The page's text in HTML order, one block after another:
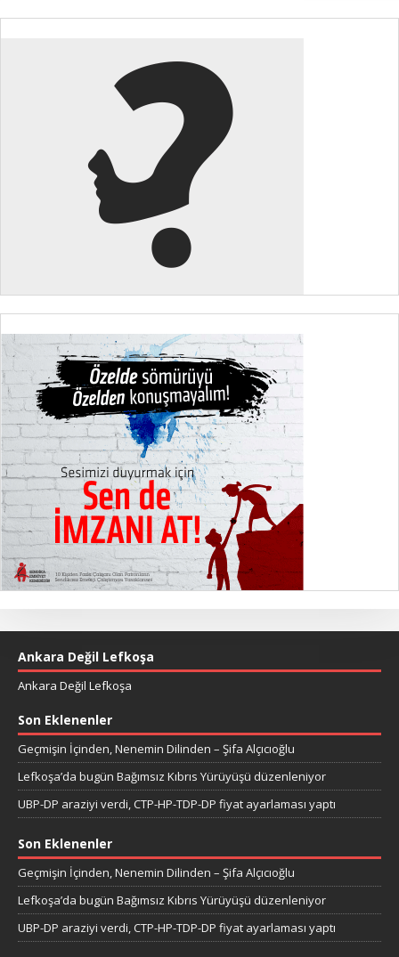
Ankara Değil Lefkoşa
Ankara Değil Lefkoşa
Son Eklenenler
Geçmişin İçinden, Nenemin Dilinden – Şifa Alçıcıoğlu
Lefkoşa’da bugün Bağımsız Kıbrıs Yürüyüşü düzenleniyor
UBP-DP araziyi verdi, CTP-HP-TDP-DP fiyat ayarlaması yaptı
Son Eklenenler
Geçmişin İçinden, Nenemin Dilinden – Şifa Alçıcıoğlu
Lefkoşa’da bugün Bağımsız Kıbrıs Yürüyüşü düzenleniyor
UBP-DP araziyi verdi, CTP-HP-TDP-DP fiyat ayarlaması yaptı